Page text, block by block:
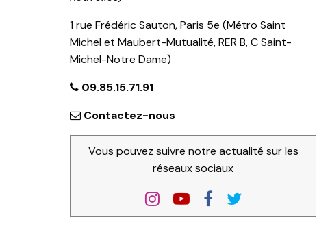
1 rue Frédéric Sauton, Paris 5e (Métro Saint
Michel et Maubert-Mutualité, RER B, C Saint-
Michel-Notre Dame)
09.85.15.71.91
Contactez-nous
Vous pouvez suivre notre actualité sur les
réseaux sociaux